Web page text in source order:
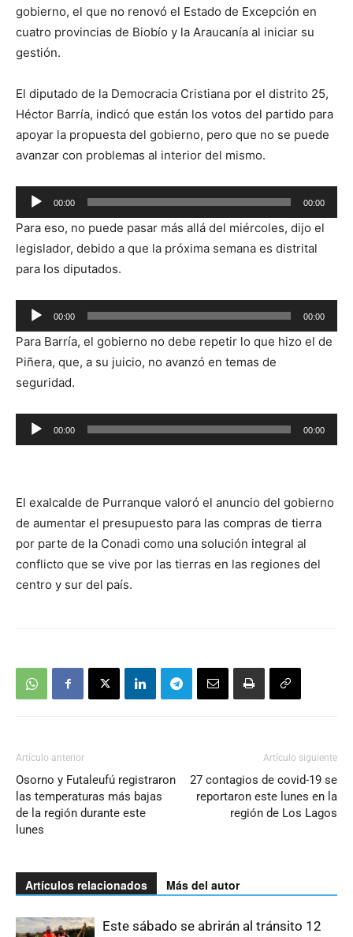
gobierno, el que no renovó el Estado de Excepción en
cuatro provincias de Biobío y la Araucanía al iniciar su
gestión.
El diputado de la Democracia Cristiana por el distrito 25,
Héctor Barría, indicó que están los votos del partido para
apoyar la propuesta del gobierno, pero que no se puede
avanzar con problemas al interior del mismo.
Reproductor
de
audio
00:00 00:00
Para eso, no puede pasar más allá del miércoles, dijo el
legislador, debido a que la próxima semana es distrital
para los diputados.
Reproductor
de
audio
00:00 00:00
Para Barría, el gobierno no debe repetir lo que hizo el de
Piñera, que, a su juicio, no avanzó en temas de
seguridad.
Reproductor
de
00:00 00:00
El exalcalde de Purranque valoró el anuncio del gobierno
de aumentar el presupuesto para las compras de tierra
por parte de la Conadi como una solución integral al
conflicto que se vive por las tierras en las regiones del
centro y sur del país.
Artículo anterior
Osorno y Futaleufú registraron
las temperaturas más bajas
de la región durante este
lunes
Artículo siguiente
27 contagios de covid-19 se
reportaron este lunes en la
región de Los Lagos
Artículos relacionados Más del autor
Este sábado se abrirán al tránsito 12